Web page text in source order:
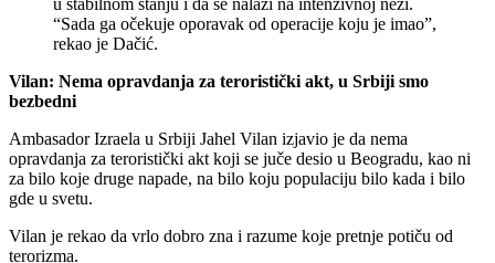
“Sada ga očekuje oporavak od operacije koju je imao”,
rekao je Dačić.
Vilan: Nema opravdanja za teroristički akt, u Srbiji smo
bezbedni
Ambasador Izraela u Srbiji Jahel Vilan izjavio je da nema
opravdanja za teroristički akt koji se juče desio u Beogradu, kao ni
za bilo koje druge napade, na bilo koju populaciju bilo kada i bilo
gde u svetu.
Vilan je rekao da vrlo dobro zna i razume koje pretnje potiču od
terorizma.